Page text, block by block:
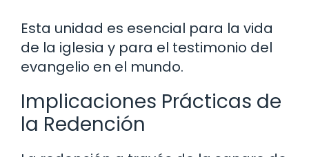
Esta unidad es esencial para la vida
de la iglesia y para el testimonio del
evangelio en el mundo.
Implicaciones Prácticas de
la Redención